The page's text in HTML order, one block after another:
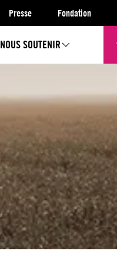
Presse Fondation
NOUS SOUTENIR